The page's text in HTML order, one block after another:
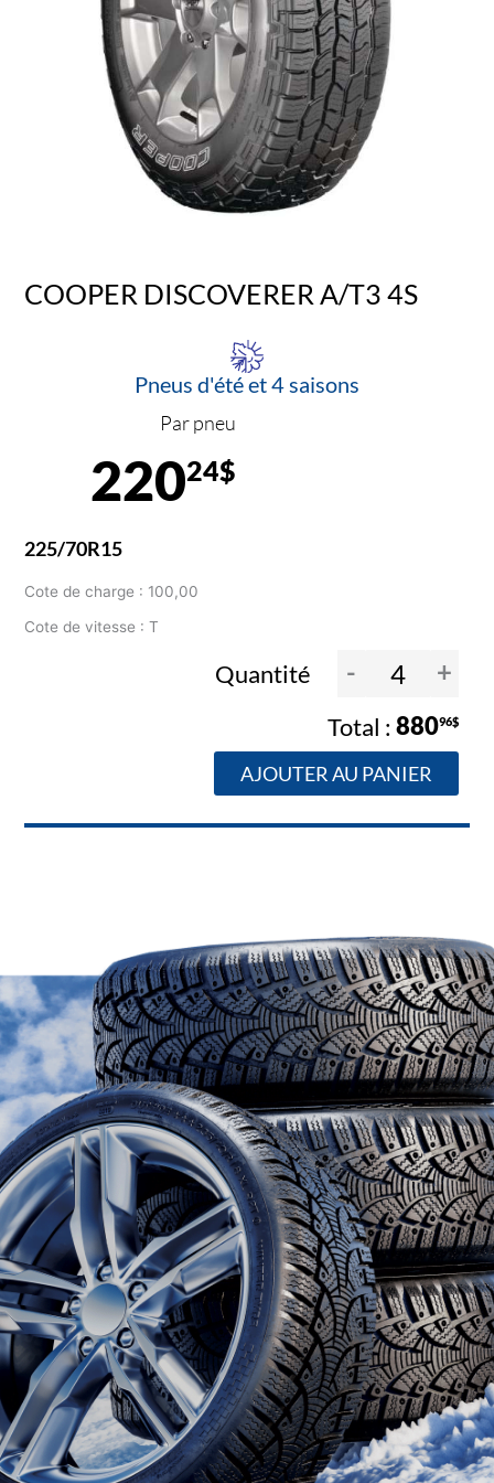
COOPER DISCOVERER A/T3 4S
Pneus d'été et 4 saisons
Par pneu
22024$
225/70R15
Cote de charge : 100,00
Cote de vitesse : T
Quantité - +
88096$
AJOUTER AU PANIER